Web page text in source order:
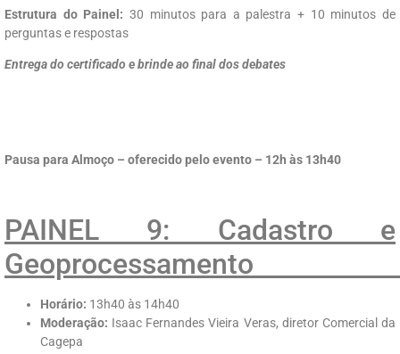
Estrutura do Painel: 30 minutos para a palestra + 10 minutos de
perguntas e respostas
Entrega do certificado e brinde ao final dos debates
Pausa para Almoço – oferecido pelo evento – 12h às 13h40
PAINEL 9: Cadastro e
Horário: 13h40 às 14h40
Moderação: Isaac Fernandes Vieira Veras, diretor Comercial da
Cagepa